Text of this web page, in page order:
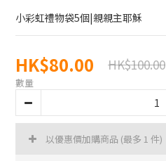
小彩虹禮物袋5個|親親主耶穌
HK$80.00 HK$100.00
數量
以優惠價加購商品 (最多 1 件)